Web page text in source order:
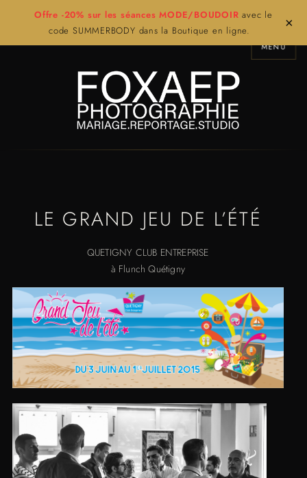
Offre -20% sur les séances MODE/BOUDOIR avec le
code SUMMERBODY dans la Boutique en ligne.
×
MENU
LE GRAND JEU DE L’ÉTÉ
QUETIGNY CLUB ENTREPRISE
à Flunch Quétigny